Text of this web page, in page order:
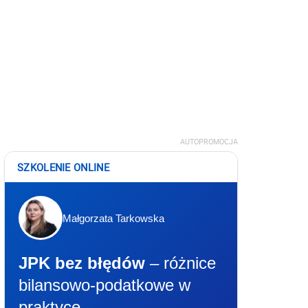
AUTOPROMOCJA
SZKOLENIE ONLINE
Małgorzata Tarkowska
JPK bez błędów – różnice
bilansowo-podatkowe w